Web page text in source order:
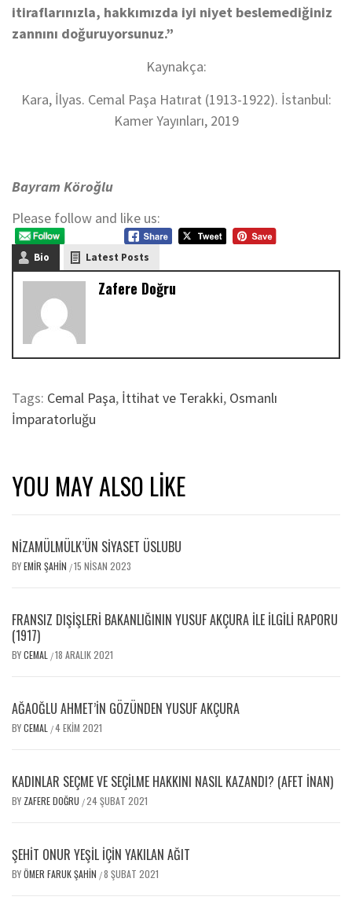
itiraflarınızla, hakkımızda iyi niyet beslemediğiniz
zannını doğuruyorsunuz.”
Kaynakça:
Kara, İlyas. Cemal Paşa Hatırat (1913-1922). İstanbul:
Kamer Yayınları, 2019
Bayram Köroğlu
Please follow and like us:
Bio Latest Posts
Zafere Doğru
Tags: Cemal Paşa, İttihat ve Terakki, Osmanlı
İmparatorluğu
YOU MAY ALSO LIKE
NİZAMÜLMÜLK’ÜN SİYASET ÜSLUBU
BYEMIR ŞAHIN /15 NISAN 2023
FRANSIZ DIŞIŞLERI BAKANLIĞININ YUSUF AKÇURA ILE İLGILI RAPORU
(1917)
BYCEMAL /18 ARALIK 2021
AĞAOĞLU AHMET’IN GÖZÜNDEN YUSUF AKÇURA
BYCEMAL /4 EKIM 2021
KADINLAR SEÇME VE SEÇILME HAKKINI NASIL KAZANDI? (AFET İNAN)
BY ZAFERE DOĞRU /24 ŞUBAT 2021
ŞEHIT ONUR YEŞIL İÇIN YAKILAN AĞIT
BYÖMER FARUK ŞAHIN /8 ŞUBAT 2021